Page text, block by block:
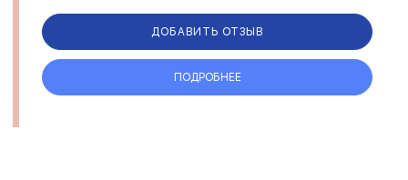
безкошто...
ДОБАВИТЬ ОТЗЫВ
ПОДРОБНЕЕ